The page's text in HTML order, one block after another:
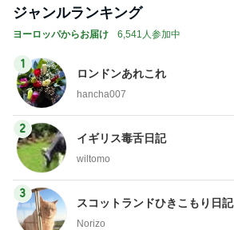
ジャンルランキング
ヨーロッパからお届け 6,541人参加中
1
ロンドンあれこれ
hancha007
2
イギリス毒舌日記
wiltomo
3
スコットランドひきこもり日記
Norizo